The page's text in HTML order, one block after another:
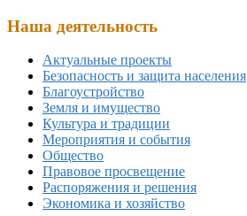
Наша деятельность
Актуальные проекты
Безопасность и защита населения
Благоустройство
Земля и имущество
Культура и традиции
Мероприятия и события
Общество
Правовое просвещение
Распоряжения и решения
Экономика и хозяйство